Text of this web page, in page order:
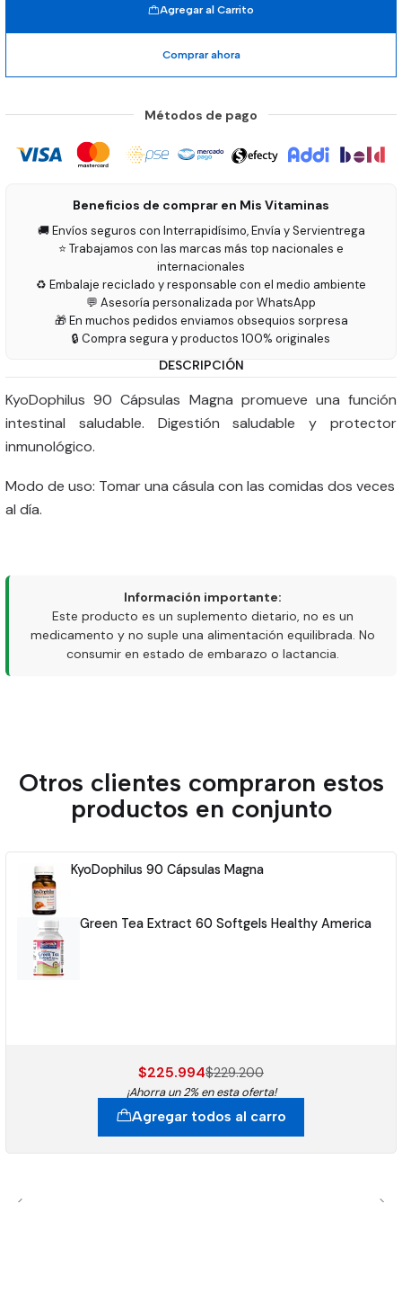
Agregar al Carrito
Comprar ahora
Métodos de pago
Beneficios de comprar en Mis Vitaminas
🚚 Envíos seguros con Interrapidísimo, Envía y Servientrega
⭐ Trabajamos con las marcas más top nacionales e
internacionales
♻️ Embalaje reciclado y responsable con el medio ambiente
💬 Asesoría personalizada por WhatsApp
🎁 En muchos pedidos enviamos obsequios sorpresa
🔒 Compra segura y productos 100% originales
DESCRIPCIÓN
KyoDophilus 90 Cápsulas Magna promueve una función
intestinal saludable. Digestión saludable y protector
inmunológico.
Modo de uso: Tomar una cásula con las comidas dos veces
al día.
Información importante:
Este producto es un suplemento dietario, no es un
medicamento y no suple una alimentación equilibrada. No
consumir en estado de embarazo o lactancia.
Otros clientes compraron estos
productos en conjunto
KyoDophilus 90 Cápsulas Magna
Green Tea Extract 60 Softgels Healthy America
$225.994$229.200
¡Ahorra un 2% en esta oferta!
Agregar todos al carro